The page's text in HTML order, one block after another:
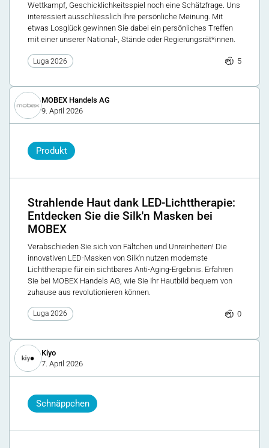
Wettkampf, Geschicklichkeitsspiel noch eine Schätzfrage. Uns
interessiert ausschliesslich Ihre persönliche Meinung. Mit
etwas Losglück gewinnen Sie dabei ein persönliches Treffen
mit einer unserer National-, Stände oder Regierungsrät*innen.
Luga 2026 5
MOBEX Handels AG
9. April 2026
Produkt
Strahlende Haut dank LED-Lichttherapie:
Entdecken Sie die Silk'n Masken bei
MOBEX
Verabschieden Sie sich von Fältchen und Unreinheiten! Die
innovativen LED-Masken von Silk'n nutzen modernste
Lichttherapie für ein sichtbares Anti-Aging-Ergebnis. Erfahren
Sie bei MOBEX Handels AG, wie Sie Ihr Hautbild bequem von
zuhause aus revolutionieren können.
Luga 2026 0
Kiyo
7. April 2026
Schnäppchen